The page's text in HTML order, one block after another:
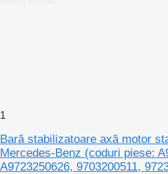
1
Bară stabilizatoare axă motor
Mercedes-Benz (coduri piese:
A9723250626, 9703200511,